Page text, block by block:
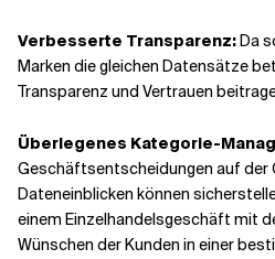
Verbesserte Transparenz:Da
Marken die gleichen Datensätze
Transparenz und Vertrauen
Überlegenes Kategorie-
Geschäftsentscheidungen auf der
Dateneinblicken können
einem Einzelhandelsgeschäft mit
Wünschen der Kunden in einer